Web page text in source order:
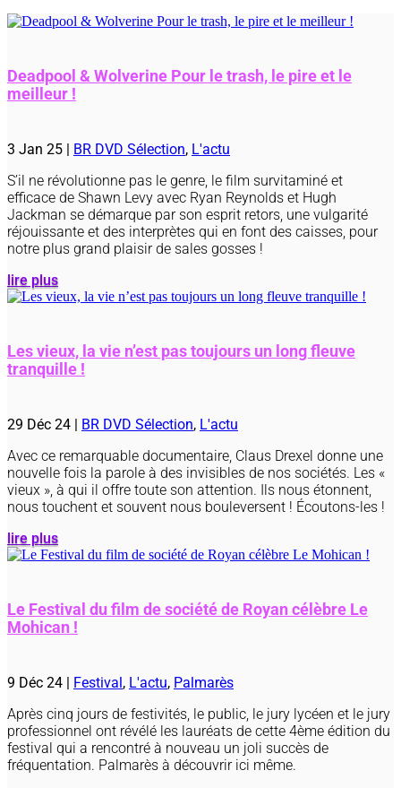
Deadpool & Wolverine Pour le trash, le pire et le
meilleur !
3 Jan 25 | BR DVD Sélection, L'actu
S’il ne révolutionne pas le genre, le film survitaminé et
efficace de Shawn Levy avec Ryan Reynolds et Hugh
Jackman se démarque par son esprit retors, une vulgarité
réjouissante et des interprètes qui en font des caisses, pour
notre plus grand plaisir de sales gosses !
lire plus
Les vieux, la vie n’est pas toujours un long fleuve
tranquille !
29 Déc 24 | BR DVD Sélection, L'actu
Avec ce remarquable documentaire, Claus Drexel donne une
nouvelle fois la parole à des invisibles de nos sociétés. Les «
vieux », à qui il offre toute son attention. Ils nous étonnent,
nous touchent et souvent nous bouleversent ! Écoutons-les !
lire plus
Le Festival du film de société de Royan célèbre Le
Mohican !
9 Déc 24 | Festival, L'actu, Palmarès
Après cinq jours de festivités, le public, le jury lycéen et le jury
professionnel ont révélé les lauréats de cette 4ème édition du
festival qui a rencontré à nouveau un joli succès de
fréquentation. Palmarès à découvrir ici même.